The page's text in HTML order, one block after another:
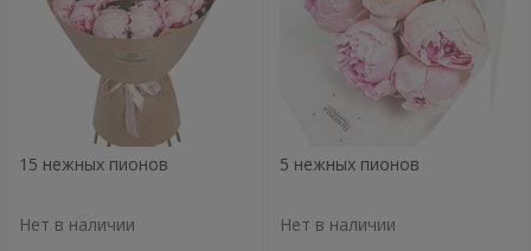
15 нежных пионов
Нет в наличии
5 нежных пионов
Нет в наличии